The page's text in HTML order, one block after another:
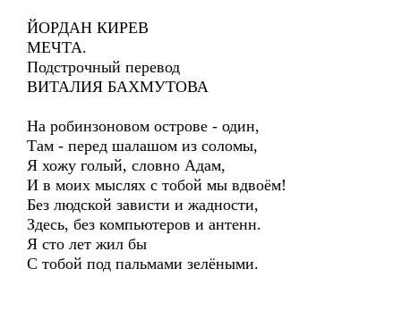
ЙОРДАН КИРЕВ
МЕЧТА.
Подстрочный перевод
ВИТАЛИЯ БАХМУТОВА
На робинзоновом острове - один,
Там - перед шалашом из соломы,
Я хожу голый, словно Адам,
И в моих мыслях с тобой мы вдвоём!
Без людской зависти и жадности,
Здесь, без компьютеров и антенн.
Я сто лет жил бы
С тобой под пальмами зелёными.